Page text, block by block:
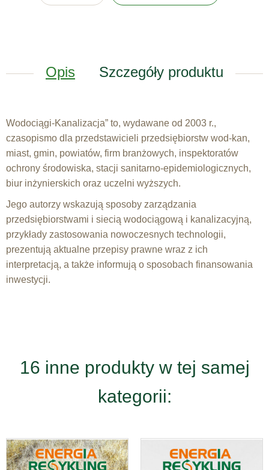
Opis Szczegóły produktu
Wodociągi-Kanalizacja” to, wydawane od 2003 r.,
czasopismo dla przedstawicieli przedsiębiorstw wod-kan,
miast, gmin, powiatów, firm branżowych, inspektoratów
ochrony środowiska, stacji sanitarno-epidemiologicznych,
biur inżynierskich oraz uczelni wyższych.
Jego autorzy wskazują sposoby zarządzania
przedsiębiorstwami i siecią wodociągową i kanalizacyjną,
przykłady zastosowania nowoczesnych technologii,
prezentują aktualne przepisy prawne wraz z ich
interpretacją, a także informują o sposobach finansowania
inwestycji.
16 inne produkty w tej samej
kategorii: